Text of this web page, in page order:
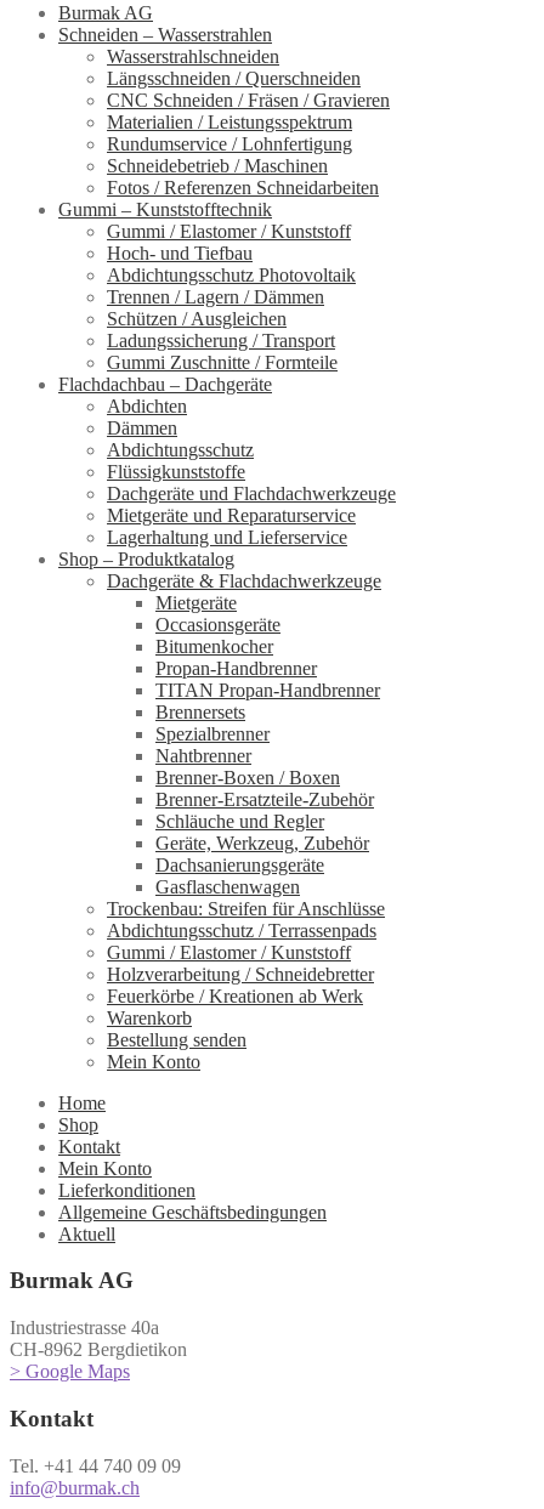
Burmak AG
Schneiden – Wasserstrahlen
Wasserstrahlschneiden
Längsschneiden / Querschneiden
CNC Schneiden / Fräsen / Gravieren
Materialien / Leistungsspektrum
Rundumservice / Lohnfertigung
Schneidebetrieb / Maschinen
Fotos / Referenzen Schneidarbeiten
Gummi – Kunststofftechnik
Gummi / Elastomer / Kunststoff
Hoch- und Tiefbau
Abdichtungsschutz Photovoltaik
Trennen / Lagern / Dämmen
Schützen / Ausgleichen
Ladungssicherung / Transport
Gummi Zuschnitte / Formteile
Flachdachbau – Dachgeräte
Abdichten
Dämmen
Abdichtungsschutz
Flüssigkunststoffe
Dachgeräte und Flachdachwerkzeuge
Mietgeräte und Reparaturservice
Lagerhaltung und Lieferservice
Shop – Produktkatalog
Dachgeräte & Flachdachwerkzeuge
Mietgeräte
Occasionsgeräte
Bitumenkocher
Propan-Handbrenner
TITAN Propan-Handbrenner
Brennersets
Spezialbrenner
Nahtbrenner
Brenner-Boxen / Boxen
Brenner-Ersatzteile-Zubehör
Schläuche und Regler
Geräte, Werkzeug, Zubehör
Dachsanierungsgeräte
Gasflaschenwagen
Trockenbau: Streifen für Anschlüsse
Abdichtungsschutz / Terrassenpads
Gummi / Elastomer / Kunststoff
Holzverarbeitung / Schneidebretter
Feuerkörbe / Kreationen ab Werk
Warenkorb
Bestellung senden
Mein Konto
Home
Shop
Kontakt
Mein Konto
Lieferkonditionen
Allgemeine Geschäftsbedingungen
Aktuell
Burmak AG
Industriestrasse 40a
CH-8962 Bergdietikon
> Google Maps
Kontakt
Tel. +41 44 740 09 09
info@burmak.ch